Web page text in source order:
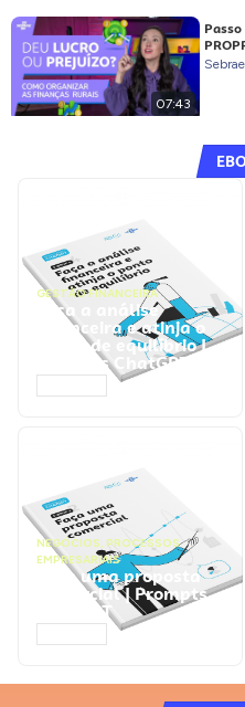
07:43
GESTÃO FINANCEIRA
Faça a análise
financeira e atinja o
ponto de equilíbrio |
Prompts ChatGPT
NEGÓCIOS, PROCESSOS
EMPRESARIAIS
Faça uma proposta
comercial | Prompts
ChatGPT